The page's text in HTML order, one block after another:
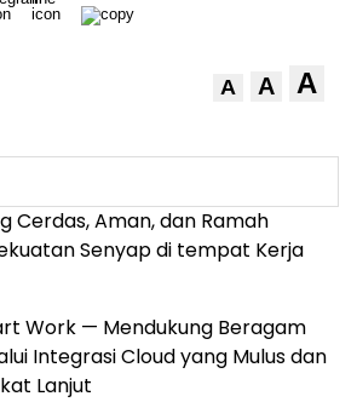
A A A
Cerdas, Aman, dan Ramah
Senyap di tempat Kerja
Work — Mendukung Beragam
Integrasi Cloud yang Mulus dan
Lanjut